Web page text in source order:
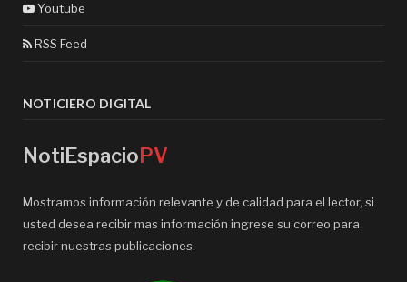
Youtube
RSS Feed
NOTICIERO DIGITAL
NotiEspacioPV
Mostramos información relevante y de calidad para el lector, si
usted desea recibir mas información ingrese su correo para
recibir nuestras publicaciones.